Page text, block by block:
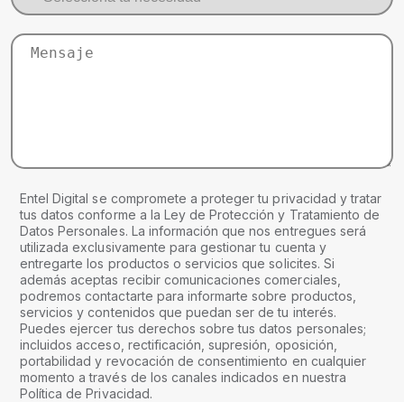
Entel Digital se compromete a proteger tu privacidad y tratar
tus datos conforme a la Ley de Protección y Tratamiento de
Datos Personales. La información que nos entregues será
utilizada exclusivamente para gestionar tu cuenta y
entregarte los productos o servicios que solicites. Si
además aceptas recibir comunicaciones comerciales,
podremos contactarte para informarte sobre productos,
servicios y contenidos que puedan ser de tu interés.
Puedes ejercer tus derechos sobre tus datos personales;
incluidos acceso, rectificación, supresión, oposición,
portabilidad y revocación de consentimiento en cualquier
momento a través de los canales indicados en nuestra
Política de Privacidad.